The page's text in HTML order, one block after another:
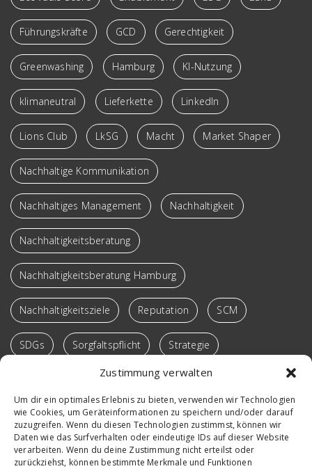
Zustimmung verwalten
Um dir ein optimales Erlebnis zu bieten, verwenden wir Technologien
wie Cookies, um Geräteinformationen zu speichern und/oder darauf
zuzugreifen. Wenn du diesen Technologien zustimmst, können wir
Daten wie das Surfverhalten oder eindeutige IDs auf dieser Website
verarbeiten. Wenn du deine Zustimmung nicht erteilst oder
zurückziehst, können bestimmte Merkmale und Funktionen
Führungskräfte GCD Gerechtigkeit
Greenwashing Hamburg KI-Nutzung
klimaneutral Lieferkette LinkedIn
Lions Club LkSG Macht Market Shaper
Nachhaltige Kommunikation
Nachhaltiges Management Nachhaltigkeit
Nachhaltigkeitsberatung
Nachhaltigkeitsberatung Hamburg
Nachhaltigkeitsziele Reputation SCM
SDGs Sorgfaltspflicht Strategie
Sustainable SCM
Verantwortung Vortrag Win-Win-Loops
Workshop